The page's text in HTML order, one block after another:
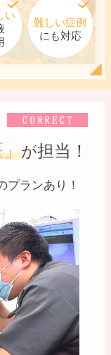
い
難しい症例
にも対応
」が担当！
プランあり！